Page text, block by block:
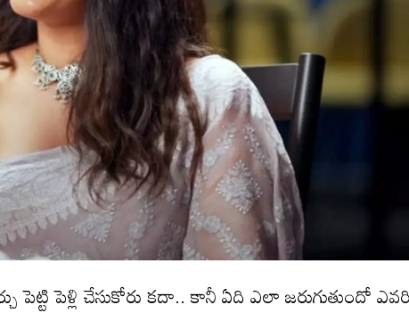
పెళ్లి చేసుకోరు కదా.. కానీ ఏది ఎలా జరుగుతుందో